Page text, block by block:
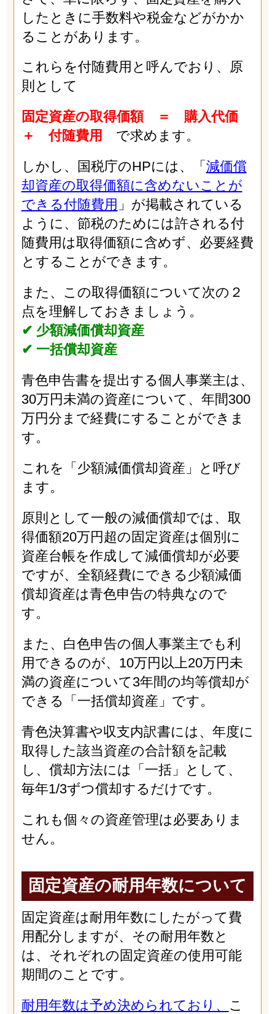
したときに手数料や税金などがかか
ることがあります。
これらを付随費用と呼んでおり、原
則として
固定資産の取得価額 ＝ 購入代価
＋ 付随費用
で求めます。
しかし、国税庁のHPには、「 減価償
却資産の取得価額に含めないことが
できる付随費用 」が掲載されている
ように、節税のためには許される付
随費用は取得価額に含めず、必要経費
とすることができます。
また、この取得価額について次の２
点を理解しておきましょう。
✔︎ 少額減価償却資産
✔︎ 一括償却資産
青色申告書を提出する個人事業主は、
30万円未満の資産について、年間300
万円分まで経費にすることができま
す。
これを「少額減価償却資産」と呼び
ます。
原則として一般の減価償却では、取
得価額20万円超の固定資産は個別に
資産台帳を作成して減価償却が必要
ですが、全額経費にできる少額減価
償却資産は青色申告の特典なので
す。
また、白色申告の個人事業主でも利
用できるのが、10万円以上20万円未
満の資産について3年間の均等償却が
できる「一括償却資産」です。
青色決算書や収支内訳書には、年度に
取得した該当資産の合計額を記載
し、償却方法には「一括」として、
毎年1/3ずつ償却するだけです。
これも個々の資産管理は必要ありま
せん。
固定資産の耐用年数について
固定資産は耐用年数にしたがって費
用配分しますが、その耐用年数と
は、それぞれの固定資産の使用可能
期間のことです。
耐用年数は予め決められており、 こ